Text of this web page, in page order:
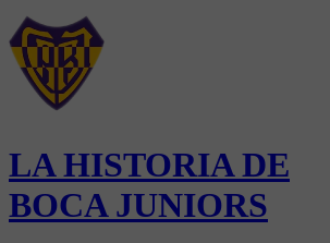
LA HISTORIA DE
BOCA JUNIORS